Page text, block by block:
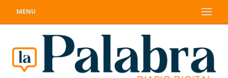
MENU